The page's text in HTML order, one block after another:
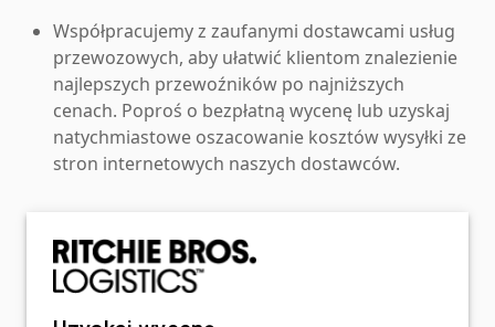
Współpracujemy z zaufanymi dostawcami usług
przewozowych, aby ułatwić klientom znalezienie
najlepszych przewoźników po najniższych
cenach. Poproś o bezpłatną wycenę lub uzyskaj
natychmiastowe oszacowanie kosztów wysyłki ze
stron internetowych naszych dostawców.